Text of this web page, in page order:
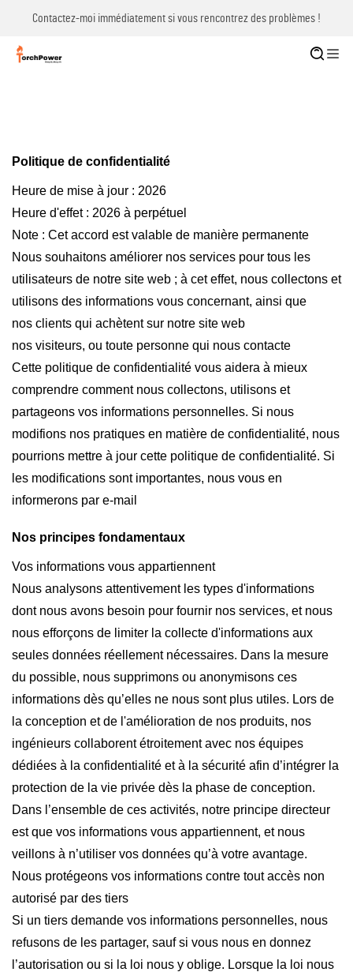
Contactez-moi immédiatement si vous rencontrez des problèmes !
Politique de confidentialité
Heure de mise à jour : 2026
Heure d'effet : 2026 à perpétuel
Note : Cet accord est valable de manière permanente
Nous souhaitons améliorer nos services pour tous les
utilisateurs de notre site web ; à cet effet, nous collectons et
utilisons des informations vous concernant, ainsi que
nos clients qui achètent sur notre site web
nos visiteurs, ou toute personne qui nous contacte
Cette politique de confidentialité vous aidera à mieux
comprendre comment nous collectons, utilisons et
partageons vos informations personnelles. Si nous
modifions nos pratiques en matière de confidentialité, nous
pourrions mettre à jour cette politique de confidentialité. Si
les modifications sont importantes, nous vous en
informerons par e-mail
Nos principes fondamentaux
Vos informations vous appartiennent
Nous analysons attentivement les types d'informations
dont nous avons besoin pour fournir nos services, et nous
nous efforçons de limiter la collecte d'informations aux
seules données réellement nécessaires. Dans la mesure
du possible, nous supprimons ou anonymisons ces
informations dès qu’elles ne nous sont plus utiles. Lors de
la conception et de l'amélioration de nos produits, nos
ingénieurs collaborent étroitement avec nos équipes
dédiées à la confidentialité et à la sécurité afin d’intégrer la
protection de la vie privée dès la phase de conception.
Dans l’ensemble de ces activités, notre principe directeur
est que vos informations vous appartiennent, et nous
veillons à n’utiliser vos données qu’à votre avantage.
Nous protégeons vos informations contre tout accès non
autorisé par des tiers
Si un tiers demande vos informations personnelles, nous
refusons de les partager, sauf si vous nous en donnez
l’autorisation ou si la loi nous y oblige. Lorsque la loi nous